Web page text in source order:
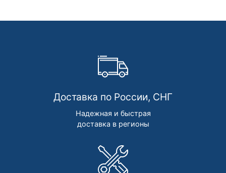
Доставка по России, СНГ
Надежная и быстрая
доставка в регионы